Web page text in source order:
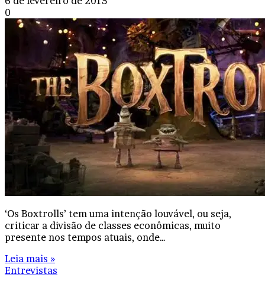
0
‘Os Boxtrolls’ tem uma intenção louvável, ou seja,
criticar a divisão de classes econômicas, muito
presente nos tempos atuais, onde…
Leia mais »
Entrevistas